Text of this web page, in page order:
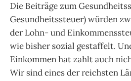
Die Beiträge zum
Gesundheitssteuer) würden
der Lohn- und
wie bisher sozial gestaffelt.
Einkommen hat zahlt auch
Wir sind eines der reichsten